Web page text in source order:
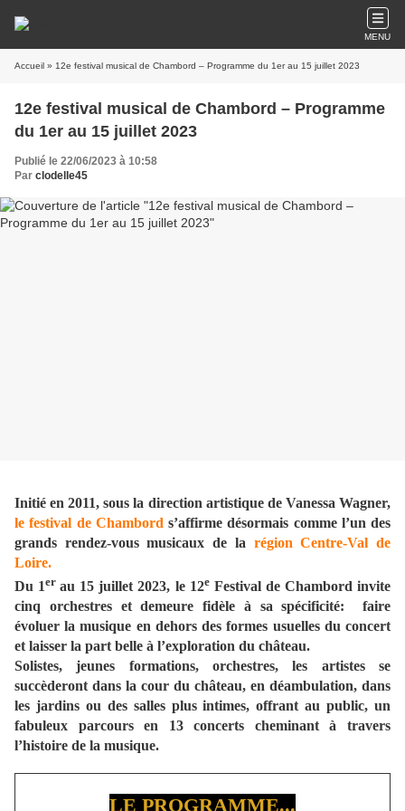
MENU
Accueil » 12e festival musical de Chambord – Programme du 1er au 15 juillet 2023
12e festival musical de Chambord – Programme
du 1er au 15 juillet 2023
Publié le 22/06/2023 à 10:58
Par clodelle45
Initié en 2011, sous la direction artistique de Vanessa Wagner,
le festival de Chambord s’affirme désormais comme l’un des
grands rendez-vous musicaux de la région Centre-Val de
Loire.
Du 1er au 15 juillet 2023, le 12eFestival de Chambord invite
cinq orchestres et demeure fidèle à sa spécificité: faire
évoluer la musique en dehors des formes usuelles du concert
et laisser la part belle à l’exploration du château.
Solistes, jeunes formations, orchestres, les artistes se
succèderont dans la cour du château, en déambulation, dans
les jardins ou des salles plus intimes, offrant au public, un
fabuleux parcours en 13 concerts cheminant à travers
l’histoire de la musique.
LE PROGRAMME...